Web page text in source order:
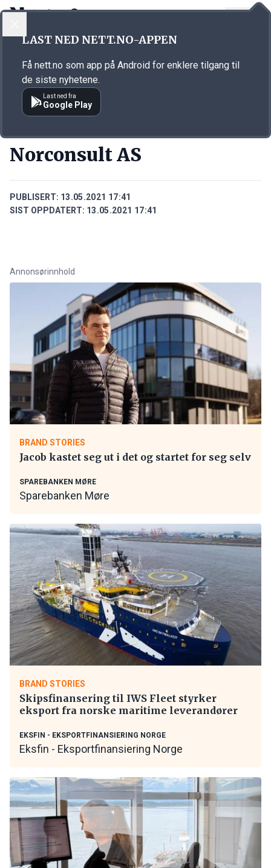
Annonsørinnhold
Norconsult AS
PUBLISERT: 13.05.2021 17:41
SIST OPPDATERT: 13.05.2021 17:41
Annonsørinnhold
BRAND STORIES
Jacob kastet seg ut i det og startet for seg selv
SPAREBANKEN MØRE
Sparebanken Møre
BRAND STORIES
Skipsfinansering til IWS Fleet styrker
eksport fra norske maritime leverandører
EKSFIN - EKSPORTFINANSIERING NORGE
Eksfin - Eksportfinansiering Norge
LAST NED NETT.NO-APPEN
Få nett.no som app på Android for enklere tilgang til
de siste nyhetene.
Last ned fra
Google Play